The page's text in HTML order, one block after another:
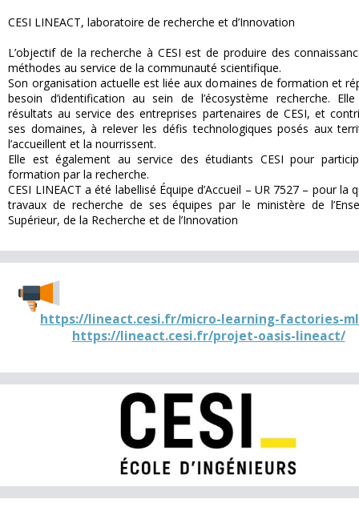
CESI LINEACT, laboratoire de recherche et d’Innovation
L’objectif de la recherche à CESI est de produire des
méthodes au service de la communauté scientifique.
Son organisation actuelle est liée aux domaines de formation et
besoin d’identification au sein de l’écosystème recherche.
résultats au service des entreprises partenaires de CESI, et
ses domaines, à relever les défis technologiques posés aux
l’accueillent et la nourrissent.
Elle est également au service des étudiants CESI pour
formation par la recherche.
CESI LINEACT a été labellisé Équipe d’Accueil – UR 7527 – pour la
travaux de recherche de ses équipes par le ministère de
Supérieur, de la Recherche et de l’Innovation
https://lineact.cesi.fr/micro-learning-factories-
https://lineact.cesi.fr/projet-oasis-lineact/